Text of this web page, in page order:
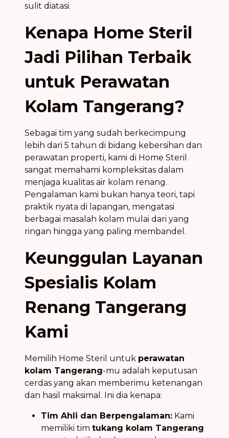
sulit diatasi.
Kenapa Home Steril
Jadi Pilihan Terbaik
untuk Perawatan
Kolam Tangerang?
Sebagai tim yang sudah berkecimpung
lebih dari 5 tahun di bidang kebersihan dan
perawatan properti, kami di Home Steril
sangat memahami kompleksitas dalam
menjaga kualitas air kolam renang.
Pengalaman kami bukan hanya teori, tapi
praktik nyata di lapangan, mengatasi
berbagai masalah kolam mulai dari yang
ringan hingga yang paling membandel.
Keunggulan Layanan
Spesialis Kolam
Renang Tangerang
Kami
Memilih Home Steril untuk perawatan
kolam Tangerang-mu adalah keputusan
cerdas yang akan memberimu ketenangan
dan hasil maksimal. Ini dia kenapa:
Tim Ahli dan Berpengalaman: Kami
memiliki tim tukang kolam Tangerang